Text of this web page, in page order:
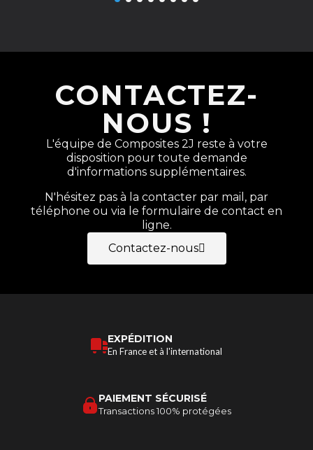
CONTACTEZ-
NOUS !
L'équipe de Composites 2J reste à votre
disposition pour toute demande
d'informations supplémentaires.
N'hésitez pas à la contacter par mail, par
téléphone ou via le formulaire de contact en
ligne.
Contactez-nous
EXPÉDITION
En France et à l'international
PAIEMENT SÉCURISÉ
Transactions 100% protégées